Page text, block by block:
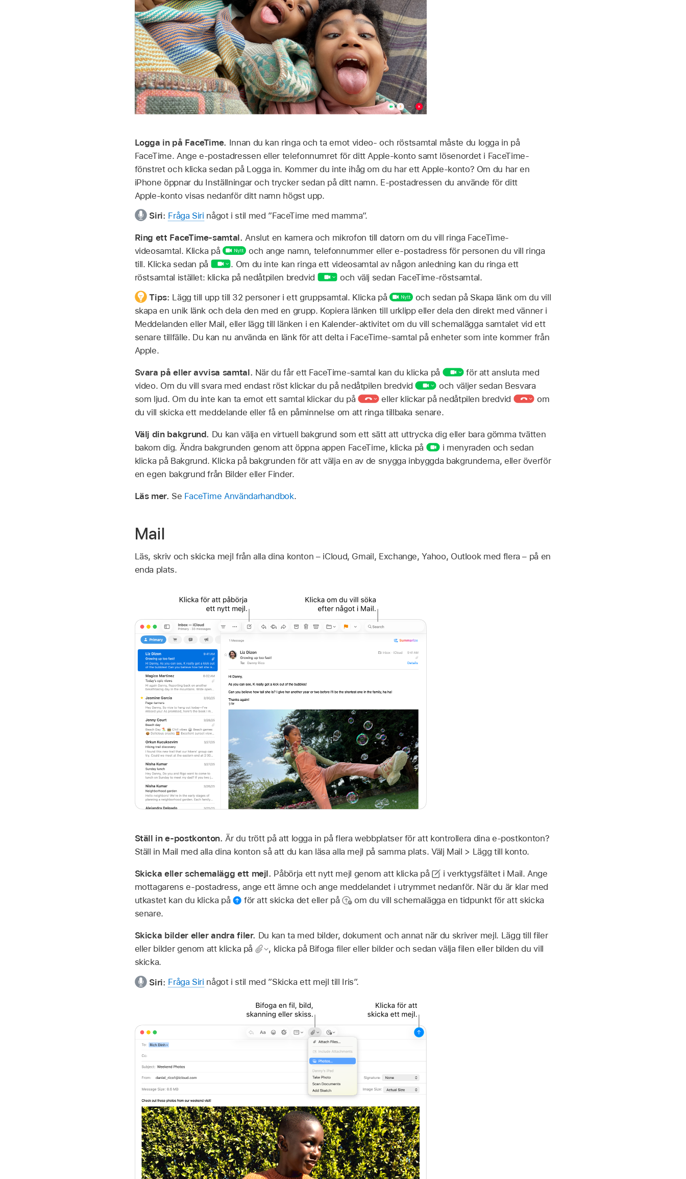
Logga in på FaceTime. Innan du kan ringa och ta emot video- och röstsamtal måste du logga in på
FaceTime. Ange e-postadressen eller telefonnumret för ditt Apple‑konto samt lösenordet i FaceTime-
fönstret och klicka sedan på Logga in. Kommer du inte ihåg om du har ett Apple‑konto? Om du har en
iPhone öppnar du Inställningar och trycker sedan på ditt namn. E-postadressen du använde för ditt
Apple‑konto visas nedanför ditt namn högst upp.
Siri: Fråga Siri något i stil med ”FaceTime med mamma”.
Ring ett FaceTime-samtal.Anslut en kamera och mikrofon till datorn om du vill ringa FaceTime-
videosamtal. Klicka på
och ange namn, telefonnummer eller e-postadress för personen du vill ringa
till. Klicka sedan på
. Om du inte kan ringa ett videosamtal av någon anledning kan du ringa ett
röstsamtal istället: klicka på nedåtpilen bredvid
och välj sedan FaceTime-röstsamtal.
Tips: Lägg till upp till 32 personer i ett gruppsamtal. Klicka på
och sedan på Skapa länk om du vill
skapa en unik länk och dela den med en grupp. Kopiera länken till urklipp eller dela den direkt med vänner i
Meddelanden eller Mail, eller lägg till länken i en Kalender-aktivitet om du vill schemalägga samtalet vid ett
senare tillfälle. Du kan nu använda en länk för att delta i FaceTime-samtal på enheter som inte kommer från
Apple.
Svara på eller avvisa samtal. När du får ett FaceTime-samtal kan du klicka på
för att ansluta med
video. Om du vill svara med endast röst klickar du på nedåtpilen bredvid
och väljer sedan Besvara
som ljud. Om du inte kan ta emot ett samtal klickar du på
eller klickar på nedåtpilen bredvid
om
du vill skicka ett meddelande eller få en påminnelse om att ringa tillbaka senare.
Välj din bakgrund. Du kan välja en virtuell bakgrund som ett sätt att uttrycka dig eller bara gömma tvätten
bakom dig. Ändra bakgrunden genom att öppna appen FaceTime, klicka på
i menyraden och sedan
klicka på Bakgrund. Klicka på bakgrunden för att välja en av de snygga inbyggda bakgrunderna, eller överför
en egen bakgrund från Bilder eller Finder.
Läs mer. Se FaceTime Användarhandbok.
Mail
Läs, skriv och skicka mejl från alla dina konton – iCloud, Gmail, Exchange, Yahoo, Outlook med flera – på en
enda plats.
Ställ in e-postkonton.Är du trött på att logga in på flera webbplatser för att kontrollera dina e-postkonton?
Ställ in Mail med alla dina konton så att du kan läsa alla mejl på samma plats. Välj Mail > Lägg till konto.
Skicka eller schemalägg ett mejl. Påbörja ett nytt mejl genom att klicka på
i verktygsfältet i Mail. Ange
mottagarens e-postadress, ange ett ämne och ange meddelandet i utrymmet nedanför. När du är klar med
utkastet kan du klicka på
för att skicka det eller på
om du vill schemalägga en tidpunkt för att skicka
senare.
Skicka bilder eller andra filer. Du kan ta med bilder, dokument och annat när du skriver mejl. Lägg till filer
eller bilder genom att klicka på
, klicka på Bifoga filer eller bilder och sedan välja filen eller bilden du vill
skicka.
Siri: Fråga Siri något i stil med ”Skicka ett mejl till Iris”.